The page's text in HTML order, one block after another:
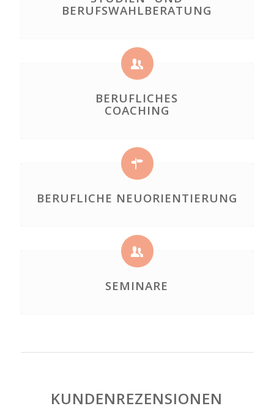
BERUFSWAHLBERATUNG
BERUFLICHES
COACHING
BERUFLICHE NEUORIENTIERUNG
SEMINARE
KUNDENREZENSIONEN